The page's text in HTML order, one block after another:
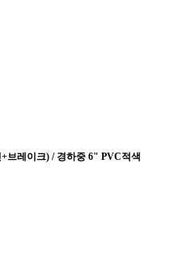
브레이크) / 경하중 6" PVC적색